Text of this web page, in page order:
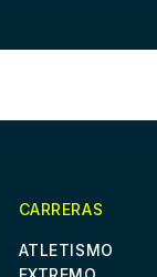
CARRERAS
ATLETISMO